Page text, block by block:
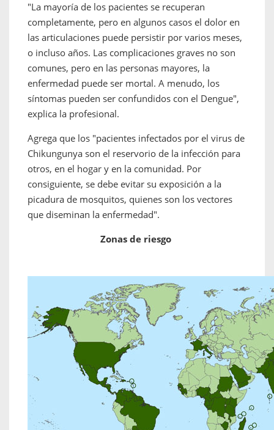
"La mayoría de los pacientes se recuperan
completamente, pero en algunos casos el dolor en
las articulaciones puede persistir por varios meses,
o incluso años. Las complicaciones graves no son
comunes, pero en las personas mayores, la
enfermedad puede ser mortal. A menudo, los
síntomas pueden ser confundidos con el Dengue",
explica la profesional.
Agrega que los "pacientes infectados por el virus de
Chikungunya son el reservorio de la infección para
otros, en el hogar y en la comunidad. Por
consiguiente, se debe evitar su exposición a la
picadura de mosquitos, quienes son los vectores
que diseminan la enfermedad".
Zonas de riesgo